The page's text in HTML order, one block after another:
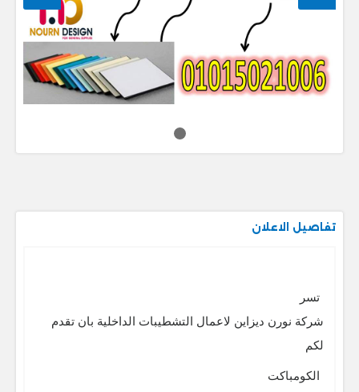
تفاصيل الاعلان
تسر
شركة نورن ديزاين لاعمال التشطيبات الداخلية بان تقدم
لكم
الكومباكت